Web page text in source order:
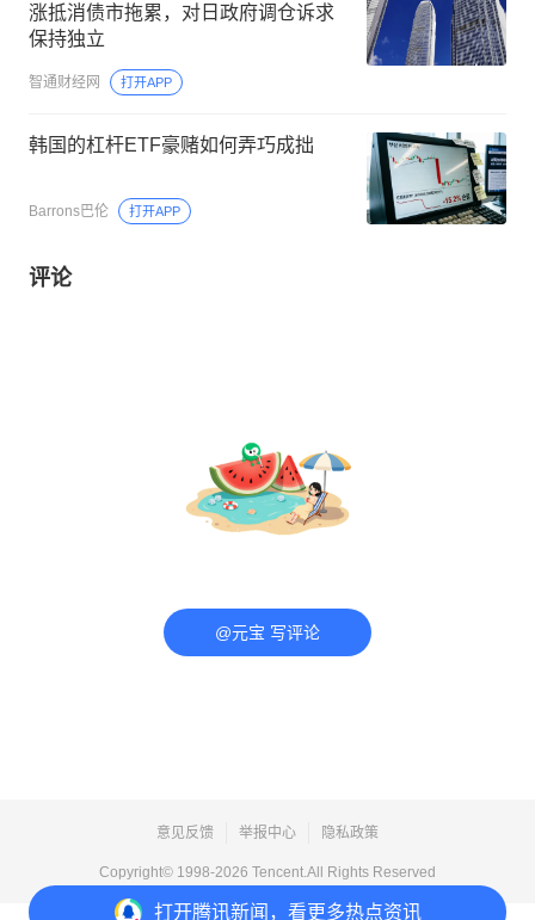
打开腾讯新闻，看更多热点资讯
涨抵消债市拖累，对日政府调仓诉求
保持独立
智通财经网 打开APP
韩国的杠杆ETF豪赌如何弄巧成拙
Barrons巴伦 打开APP
评论
@元宝 写评论
意见反馈 举报中心 隐私政策
Copyright© 1998-2026 Tencent.All Rights Reserved